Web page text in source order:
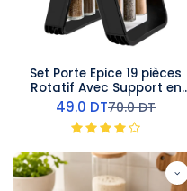
Set Porte Epice 19 pièces
Rotatif Avec Support en
Plastique Noir
49.0 DT70.0DT